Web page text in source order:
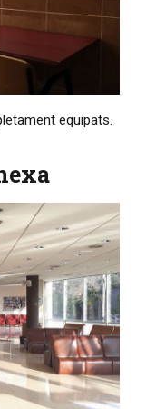
equipats.